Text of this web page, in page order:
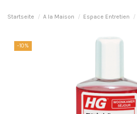
Startseite A la Maison Espace Entretien
-10%